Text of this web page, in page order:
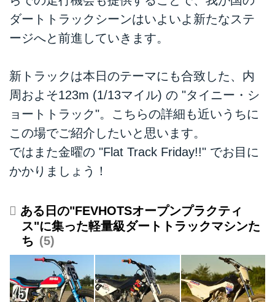
ダートトラックシーンはいよいよ新たなステ
ージへと前進していきます。
新トラックは本日のテーマにも合致した、内
周およそ123m (1/13マイル) の "タイニー・シ
ョートトラック"。こちらの詳細も近いうちに
この場でご紹介したいと思います。
ではまた金曜の "Flat Track Friday!!" でお目に
かかりましょう！
ある日の"FEVHOTSオープンプラクティ
ス"に集った軽量級ダートトラックマシンた
ち
5